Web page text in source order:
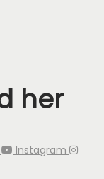
her
Instagram